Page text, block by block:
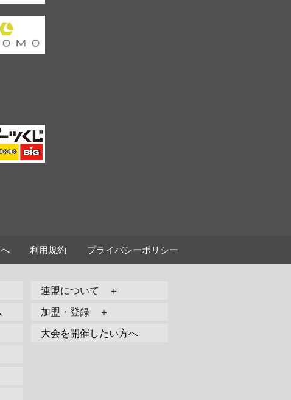
利用規約 プライバシーポリシー
連盟について ＋
加盟・登録 ＋
大会を開催したい方へ